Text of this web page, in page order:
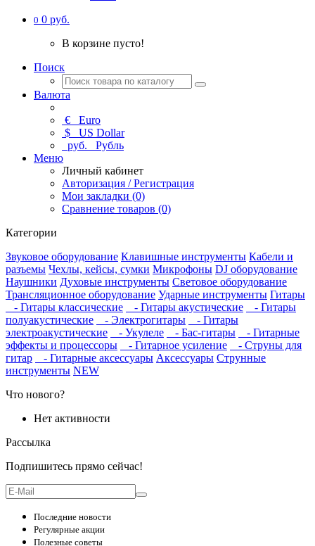
0 0 руб.
В корзине пусто!
Поиск
Валюта
€ Euro
$ US Dollar
руб. Рубль
Меню
Личный кабинет
Авторизация / Регистрация
Мои закладки (0)
Сравнение товаров (0)
Категории
Звуковое оборудование Клавишные инструменты Кабели и
разъемы Чехлы, кейсы, сумки Микрофоны DJ оборудование
Наушники Духовые инструменты Световое оборудование
Трансляционное оборудование Ударные инструменты Гитары
- Гитары классические
- Гитары акустические
- Гитары
полуакустические
- Электрогитары
- Гитары
электроакустические
- Укулеле - Бас-гитары
- Гитарные
эффекты и процессоры
- Гитарное усиление
- Струны для
гитар
- Гитарные аксессуары Аксессуары Струнные
инструменты NEW
Что нового?
Нет активности
Рассылка
Подпишитесь прямо сейчас!
Последние новости
Регулярные акции
Полезные советы